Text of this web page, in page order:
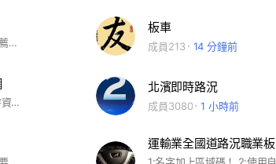
運轉手路況分享互助平台，要加入需推薦人，回答問題請打上他在社群的名稱
板車
成員213 14 分鐘前
成立群組是讓每位用路人 了解國道即時資訊。 希望大家多多提供路況
北濱即時路況
成員3080 1 小時前
運輸業全國道路況職業板